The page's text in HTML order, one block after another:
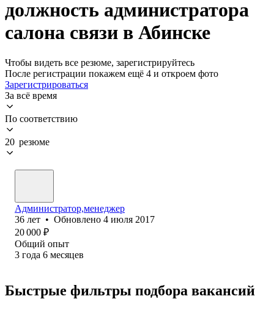
должность администратора
салона связи в Абинске
Чтобы видеть все резюме, зарегистрируйтесь
После регистрации покажем ещё 4 и откроем фото
Зарегистрироваться
За всё время
По соответствию
20 резюме
Администратор,менеджер
36 лет • Обновлено 4 июля 2017
20 000 ₽
Общий опыт
3 года 6 месяцев
Быстрые фильтры подбора вакансий